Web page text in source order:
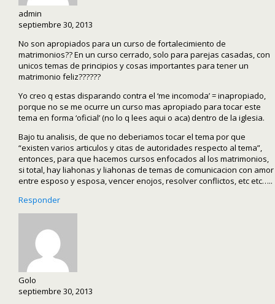
admin
septiembre 30, 2013
No son apropiados para un curso de fortalecimiento de
matrimonios?? En un curso cerrado, solo para parejas casadas, con
unicos temas de principios y cosas importantes para tener un
matrimonio feliz??????
Yo creo q estas disparando contra el ‘me incomoda’ = inapropiado,
porque no se me ocurre un curso mas apropiado para tocar este
tema en forma ‘oficial’ (no lo q lees aqui o aca) dentro de la iglesia.
Bajo tu analisis, de que no deberiamos tocar el tema por que
“existen varios articulos y citas de autoridades respecto al tema”,
entonces, para que hacemos cursos enfocados al los matrimonios,
si total, hay liahonas y liahonas de temas de comunicacion con amor
entre esposo y esposa, vencer enojos, resolver conflictos, etc etc…..
Responder
Golo
septiembre 30, 2013